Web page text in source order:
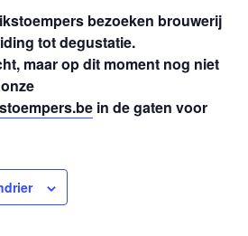
bezoeken brouwerij
tot degustatie.
maar op dit moment nog niet
in de gaten voor